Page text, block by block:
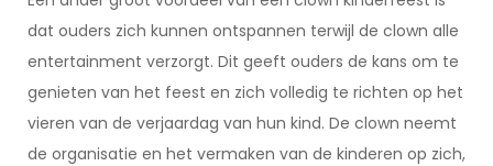
dat ouders zich kunnen ontspannen terwijl de clown alle
entertainment verzorgt. Dit geeft ouders de kans om te
genieten van het feest en zich volledig te richten op het
vieren van de verjaardag van hun kind. De clown neemt
de organisatie en het vermaken van de kinderen op zich,